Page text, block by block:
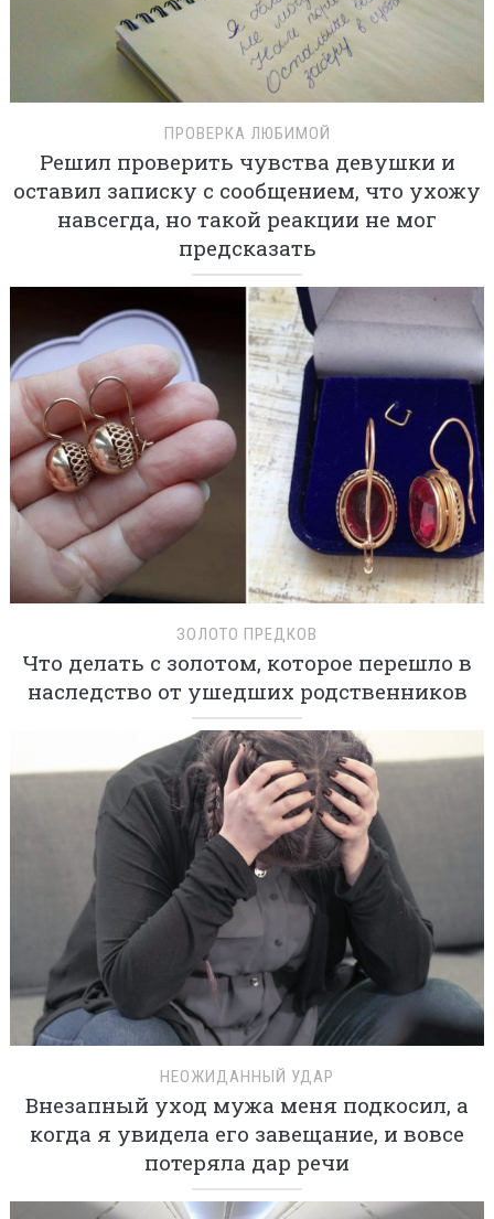
ПРОВЕРКА ЛЮБИМОЙ
Решил проверить чувства девушки и
оставил записку с сообщением, что ухожу
навсегда, но такой реакции не мог
предсказать
ЗОЛОТО ПРЕДКОВ
Что делать с золотом, которое перешло в
наследство от ушедших родственников
НЕОЖИДАННЫЙ УДАР
Внезапный уход мужа меня подкосил, а
когда я увидела его завещание, и вовсе
потеряла дар речи